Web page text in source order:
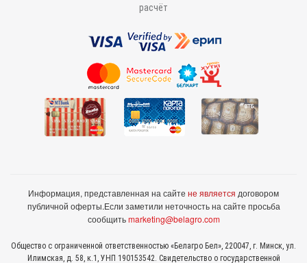
расчёт
Информация, представленная на сайте не является договором
публичной оферты.Если заметили неточность на сайте просьба
сообщитьmarketing@belagro.com
Общество с ограниченной ответственностью «Белагро Бел», 220047, г. Минск, ул.
Илимская, д. 58, к.1, УНП 190153542. Свидетельство о государственной